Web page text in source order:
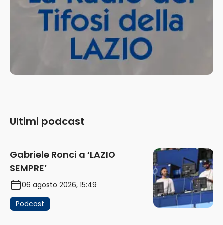
Ultimi podcast
Gabriele Ronci a ‘LAZIO
SEMPRE’
06 agosto 2026, 15:49
Podcast